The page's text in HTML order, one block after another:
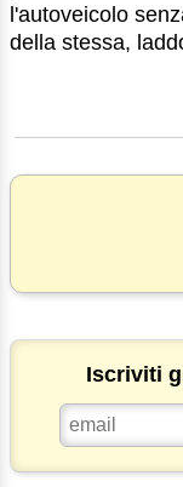
l'autoveicolo
della stessa,
Iscriviti